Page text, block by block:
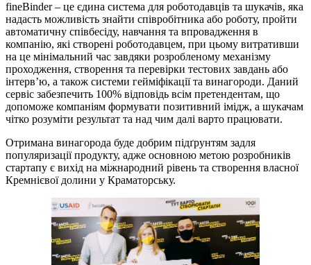
fineBinder – це єдина система для роботодавців та шукачів, яка
надасть можливість знайти співробітника або роботу, пройти
автоматичну співбесіду, навчання та впровадження в
компанію, які створені роботодавцем, при цьому витративши
на це мінімальний час завдяки розробленому механізму
проходження, створення та перевірки тестових завдань або
інтерв’ю, а також системи гейміфікації та винагороди. Даний
сервіс забезпечить 100% відповідь всім претендентам, що
допоможе компаніям формувати позитивний імідж, а шукачам
чітко розуміти результат та над чим далі варто працювати.
Отримана винагорода буде добрим підґрунтям задля
популяризації продукту, адже основною метою розробників
стартапу є вихід на міжнародний рівень та створення власної
Кремнієвої долини у Краматорську.